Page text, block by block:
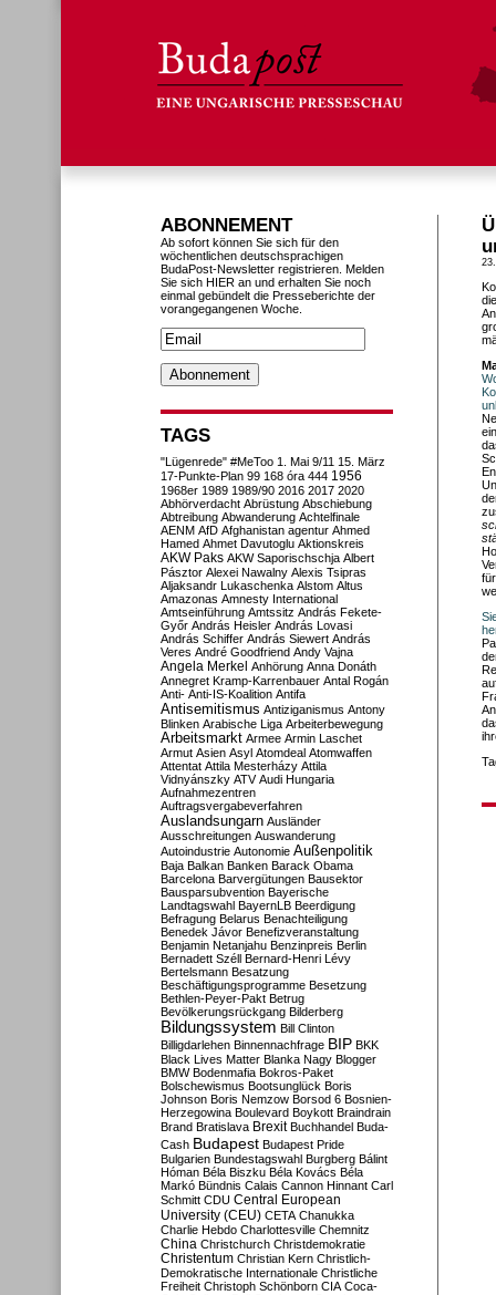
ABONNEMENT
Ab sofort können Sie sich für den
wöchentlichen deutschsprachigen
BudaPost-Newsletter registrieren. Melden
Sie sich HIER an und erhalten Sie noch
einmal gebündelt die Presseberichte der
vorangegangenen Woche.
TAGS
"Lügenrede" #MeToo 1. Mai 9/11 15. März
17-Punkte-Plan 99 168 óra 444 1956
1968er 1989 1989/90 2016 2017 2020
Abhörverdacht Abrüstung Abschiebung
Abtreibung Abwanderung Achtelfinale
AENM AfD Afghanistan agentur Ahmed
Hamed Ahmet Davutoglu Aktionskreis
AKW Paks AKW Saporischschja Albert
Pásztor Alexei Nawalny Alexis Tsipras
Aljaksandr Lukaschenka Alstom Altus
Amazonas Amnesty International
Amtseinführung Amtssitz András Fekete-
Győr András Heisler András Lovasi
András Schiffer András Siewert András
Veres André Goodfriend Andy Vajna
Angela Merkel Anhörung Anna Donáth
Annegret Kramp-Karrenbauer Antal Rogán
Anti- Anti-IS-Koalition Antifa
Antisemitismus Antiziganismus Antony
Blinken Arabische Liga Arbeiterbewegung
Arbeitsmarkt Armee Armin Laschet
Armut Asien Asyl Atomdeal Atomwaffen
Attentat Attila Mesterházy Attila
Vidnyánszky ATV Audi Hungaria
Aufnahmezentren
Auftragsvergabeverfahren
Auslandsungarn Ausländer
Ausschreitungen Auswanderung
Autoindustrie Autonomie Außenpolitik
Baja Balkan Banken Barack Obama
Barcelona Barvergütungen Bausektor
Bausparsubvention Bayerische
Landtagswahl BayernLB Beerdigung
Befragung Belarus Benachteiligung
Benedek Jávor Benefizveranstaltung
Benjamin Netanjahu Benzinpreis Berlin
Bernadett Széll Bernard-Henri Lévy
Bertelsmann Besatzung
Beschäftigungsprogramme Besetzung
Bethlen-Peyer-Pakt Betrug
Bevölkerungsrückgang Bilderberg
Bildungssystem Bill Clinton
Billigdarlehen Binnennachfrage BIP BKK
Black Lives Matter Blanka Nagy Blogger
BMW Bodenmafia Bokros-Paket
Bolschewismus Bootsunglück Boris
Johnson Boris Nemzow Borsod 6 Bosnien-
Herzegowina Boulevard Boykott Braindrain
Brand Bratislava Brexit Buchhandel Buda-
Cash Budapest Budapest Pride
Bulgarien Bundestagswahl Burgberg Bálint
Hóman Béla Biszku Béla Kovács Béla
Markó Bündnis Calais Cannon Hinnant Carl
Schmitt CDU Central European
University (CEU) CETA Chanukka
Charlie Hebdo Charlottesville Chemnitz
China Christchurch Christdemokratie
Christentum Christian Kern Christlich-
Demokratische Internationale Christliche
Freiheit Christoph Schönborn CIA Coca-